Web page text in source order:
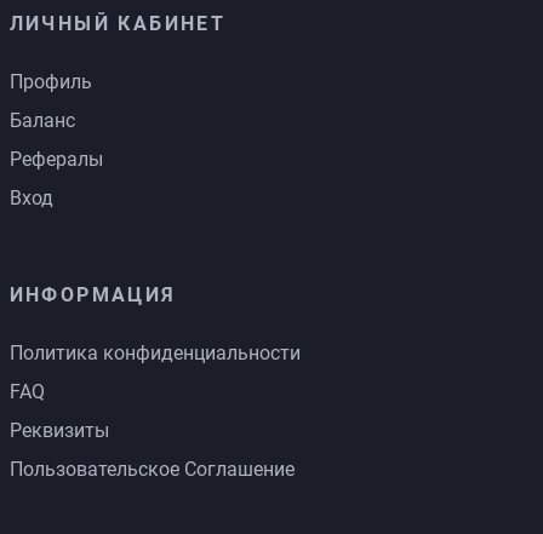
ЛИЧНЫЙ КАБИНЕТ
Профиль
Баланс
Рефералы
Вход
ИНФОРМАЦИЯ
Политика конфиденциальности
FAQ
Реквизиты
Пользовательское Соглашение